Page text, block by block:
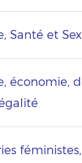
Santé et
économie,